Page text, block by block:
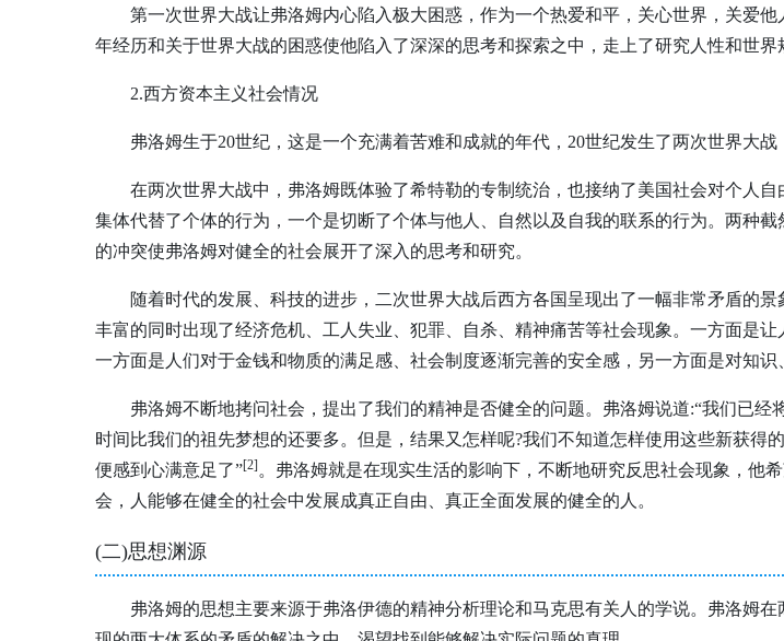
第一次世界大战让弗洛姆内心陷入极大困惑，作为一个热爱和平，关心世界，关爱
年经历和关于世界大战的困惑使他陷入了深深的思考和探索之中，走上了研究人性和世界
2.西方资本主义社会情况
弗洛姆生于20世纪，这是一个充满着苦难和成就的年代，20世纪发生了两次世界大战
在两次世界大战中，弗洛姆既体验了希特勒的专制统治，也接纳了美国社会对个人
集体代替了个体的行为，一个是切断了个体与他人、自然以及自我的联系的行为。两种
的冲突使弗洛姆对健全的社会展开了深入的思考和研究。
随着时代的发展、科技的进步，二次世界大战后西方各国呈现出了一幅非常矛盾的
丰富的同时出现了经济危机、工人失业、犯罪、自杀、精神痛苦等社会现象。一方面是
一方面是人们对于金钱和物质的满足感、社会制度逐渐完善的安全感，另一方面是对知识
弗洛姆不断地拷问社会，提出了我们的精神是否健全的问题。弗洛姆说道:“我们已
时间比我们的祖先梦想的还要多。但是，结果又怎样呢?我们不知道怎样使用这些新获
便感到心满意足了”[2] 。弗洛姆就是在现实生活的影响下，不断地研究反思社会现象，他
会，人能够在健全的社会中发展成真正自由、真正全面发展的健全的人。
(二)思想渊源
弗洛姆的思想主要来源于弗洛伊德的精神分析理论和马克思有关人的学说。弗洛姆